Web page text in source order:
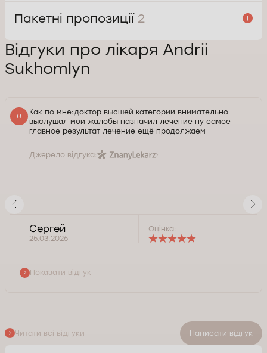
Пакетні пропозиції 2
Відгуки про лікаря Andrii
Sukhomlyn
Как по мне:доктор высшей категории внимательно
выслушал мои жалобы назначил лечение ну самое
главное результат лечение ещё продолжаем
Джерело відгука:
Сергей
25.03.2026
Оцінка:
Показати відгук
Читати всі відгуки Написати відгук